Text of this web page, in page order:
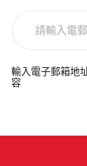
電
郵
輸入電子郵箱地
容